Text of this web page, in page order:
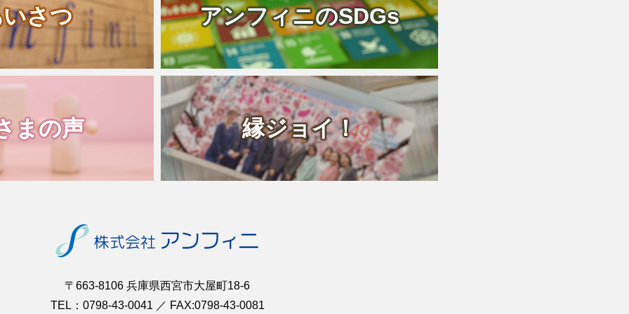
さつ アンフィニのSDGs
まの声 縁ジョイ！
〒663-8106 兵庫県西宮市大屋町18-6
TEL：0798-43-0041 ／ FAX:0798-43-0081